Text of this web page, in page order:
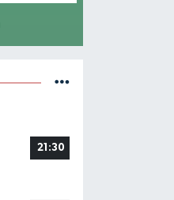
21:30